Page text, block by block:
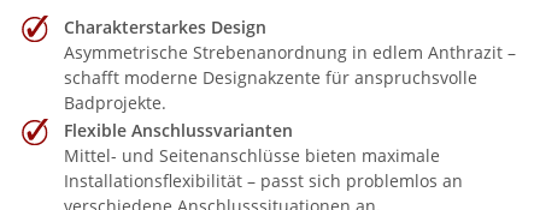
Charakterstarkes Design
Asymmetrische Strebenanordnung in edlem Anthrazit –
schafft moderne Designakzente für anspruchsvolle
Badprojekte.
Flexible Anschlussvarianten
Mittel- und Seitenanschlüsse bieten maximale
Installationsflexibilität – passt sich problemlos an